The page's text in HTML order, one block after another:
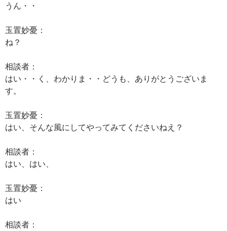
うん・・
玉置妙憂：
ね？
相談者：
はい・・く、わかりま・・どうも、ありがとうございま
す。
玉置妙憂：
はい、そんな風にしてやってみてくださいねえ？
相談者：
はい、はい、
玉置妙憂：
はい
相談者：